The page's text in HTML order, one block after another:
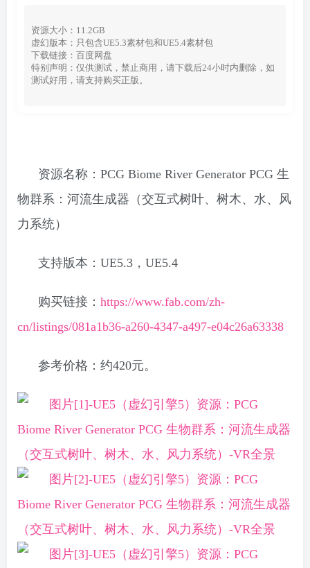
资源大小：11.2GB
虚幻版本：只包含UE5.3素材包和UE5.4素材包
下载链接：百度网盘
特别声明：仅供测试，禁止商用，请下载后24小时内删除，如
测试好用，请支持购买正版。
资源名称：PCG Biome River Generator PCG 生
物群系：河流生成器（交互式树叶、树木、水、风
力系统）
支持版本：UE5.3，UE5.4
购买链接： https://www.fab.com/zh-
cn/listings/081a1b36-a260-4347-a497-e04c26a63338
参考价格：约420元。